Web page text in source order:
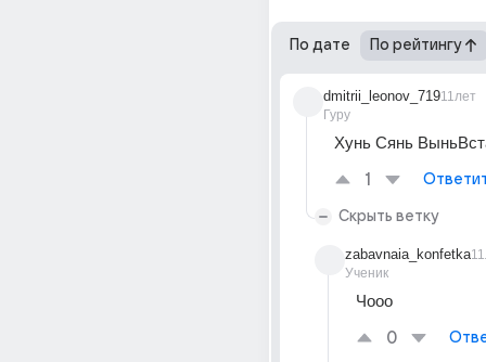
По дате По рейтингу
dmitrii_leonov_719
Гуру
11лет
Хунь Сянь
1
Скрыть ветку
zabavnaia_konfetka
Ученик
Чооо
0